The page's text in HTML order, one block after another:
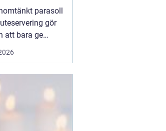
året runt
parasoll
gör
att bara ge
Det påverkar hur
gästerna stannar,
de väljer att
tillbaka. När
på komfort,